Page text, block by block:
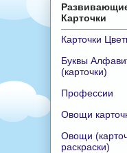
Карточки
Карточки
Буквы
(карточки)
Профессии
Овощи
Овощи
раскраски)